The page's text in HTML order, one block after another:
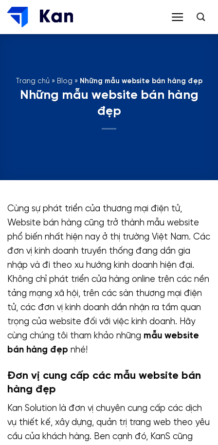
Bỏ
qua
nội
Trang chủ » Blog » Những mẫu website bán hàng đẹp
Những mẫu website bán hàng
đẹp
Cùng sự phát triển của thương mại điện tử,
Website bán hàng cũng trở thành mẫu website
phổ biến nhất hiện nay ở thị trường Việt Nam. Các
đơn vị kinh doanh truyền thống đang dần gia
nhập và đi theo xu hướng kinh doanh hiện đại.
Không chỉ phát triển cửa hàng online trên các nền
tảng mạng xã hội, trên các sàn thương mại điện
tử, các đơn vị kinh doanh dần nhận ra tầm quan
trọng của website đối với việc kinh doanh. Hãy
cùng chúng tôi tham khảo những mẫu website
bán hàng đẹp nhé!
Đơn vị cung cấp các mẫu website bán
hàng đẹp
Kan Solution là đơn vị chuyên cung cấp các dịch
vụ thiết kế, xây dựng, quản trị trang web theo yêu
cầu của khách hàng. Ben cạnh đó, KanS cũng